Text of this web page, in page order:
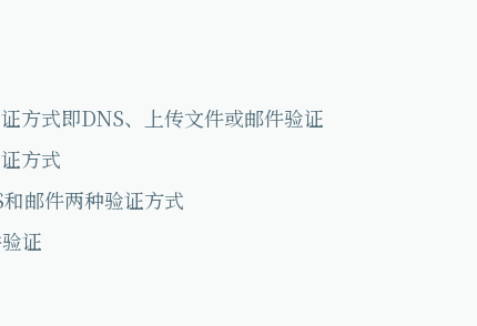
方式即DNS、上传文件或邮件验证
方式
邮件两种验证方式
证